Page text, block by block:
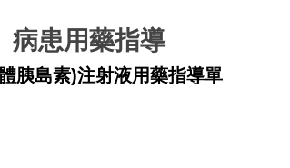
病患用藥指導
胰島素)注射液用藥指導單